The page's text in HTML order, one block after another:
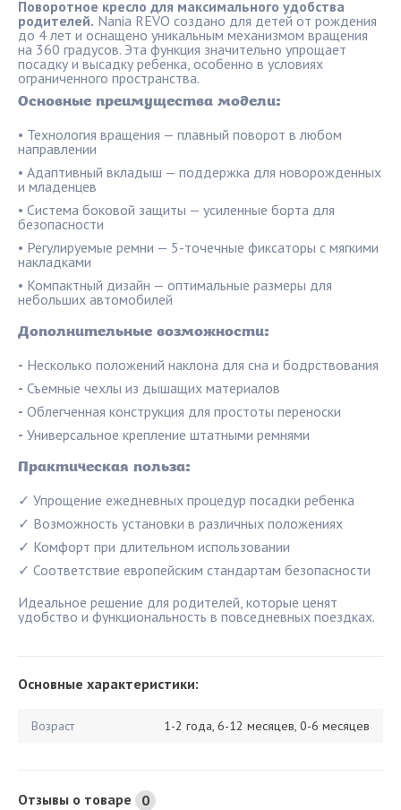
Поворотное кресло для максимального удобства
родителей. Nania REVO создано для детей от рождения
до 4 лет и оснащено уникальным механизмом вращения
на 360 градусов. Эта функция значительно упрощает
посадку и высадку ребенка, особенно в условиях
ограниченного пространства.
Основные преимущества модели:
• Технология вращения — плавный поворот в любом
направлении
• Адаптивный вкладыш — поддержка для новорожденных
и младенцев
• Система боковой защиты — усиленные борта для
безопасности
• Регулируемые ремни — 5-точечные фиксаторы с мягкими
накладками
• Компактный дизайн — оптимальные размеры для
небольших автомобилей
Дополнительные возможности:
- Несколько положений наклона для сна и бодрствования
- Съемные чехлы из дышащих материалов
- Облегченная конструкция для простоты переноски
- Универсальное крепление штатными ремнями
Практическая польза:
✓ Упрощение ежедневных процедур посадки ребенка
✓ Возможность установки в различных положениях
✓ Комфорт при длительном использовании
✓ Соответствие европейским стандартам безопасности
Идеальное решение для родителей, которые ценят
удобство и функциональность в повседневных поездках.
Основные характеристики:
Возраст 1-2 года, 6-12 месяцев, 0-6 месяцев
Отзывы о товаре 0